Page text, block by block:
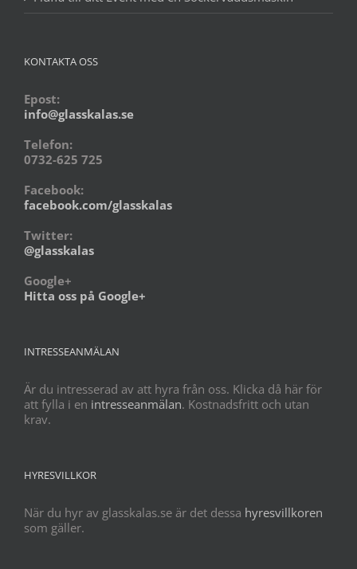
KONTAKTA OSS
Epost:
info@glasskalas.se
Telefon:
0732-625 725
Facebook:
facebook.com/glasskalas
Twitter:
@glasskalas
Google+
Hitta oss på Google+
INTRESSEANMÄLAN
Är du intresserad av att hyra från oss. Klicka då här för
att fylla i en intresseanmälan. Kostnadsfritt och utan
krav.
HYRESVILLKOR
När du hyr av glasskalas.se är det dessa hyresvillkoren
som gäller.